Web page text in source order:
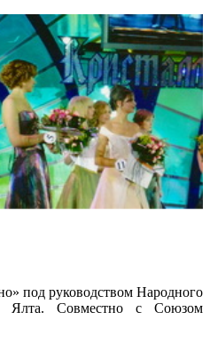
под руководством Народного
Совместно с Союзом